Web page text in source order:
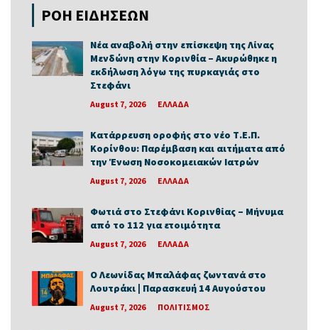
ΡΟΗ ΕΙΔΗΣΕΩΝ
Νέα αναβολή στην επίσκεψη της Λίνας
Μενδώνη στην Κορινθία – Ακυρώθηκε η
εκδήλωση λόγω της πυρκαγιάς στο
Στεφάνι
August 7, 2026 ΕΛΛΑΔΑ
Κατάρρευση οροφής στο νέο Τ.Ε.Π.
Κορίνθου: Παρέμβαση και αιτήματα από
την Ένωση Νοσοκομειακών Ιατρών
August 7, 2026 ΕΛΛΑΔΑ
Φωτιά στο Στεφάνι Κορινθίας – Μήνυμα
από το 112 για ετοιμότητα
August 7, 2026 ΕΛΛΑΔΑ
Ο Λεωνίδας Μπαλάφας ζωντανά στο
Λουτράκι | Παρασκευή 14 Αυγούστου
August 7, 2026 ΠΟΛΙΤΙΣΜΟΣ